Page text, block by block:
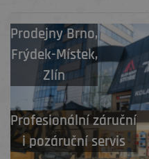
ProdejnyBrno,
Frýdek-Místek,
Zlín
Profesionální záruční
i pozáruční servis